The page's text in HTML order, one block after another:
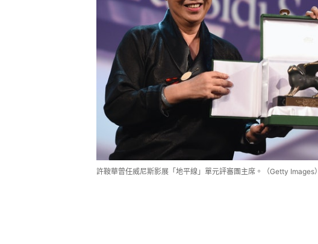
許鞍華曾任威尼斯影展「地平線」單元評審團主席。（Getty Images）